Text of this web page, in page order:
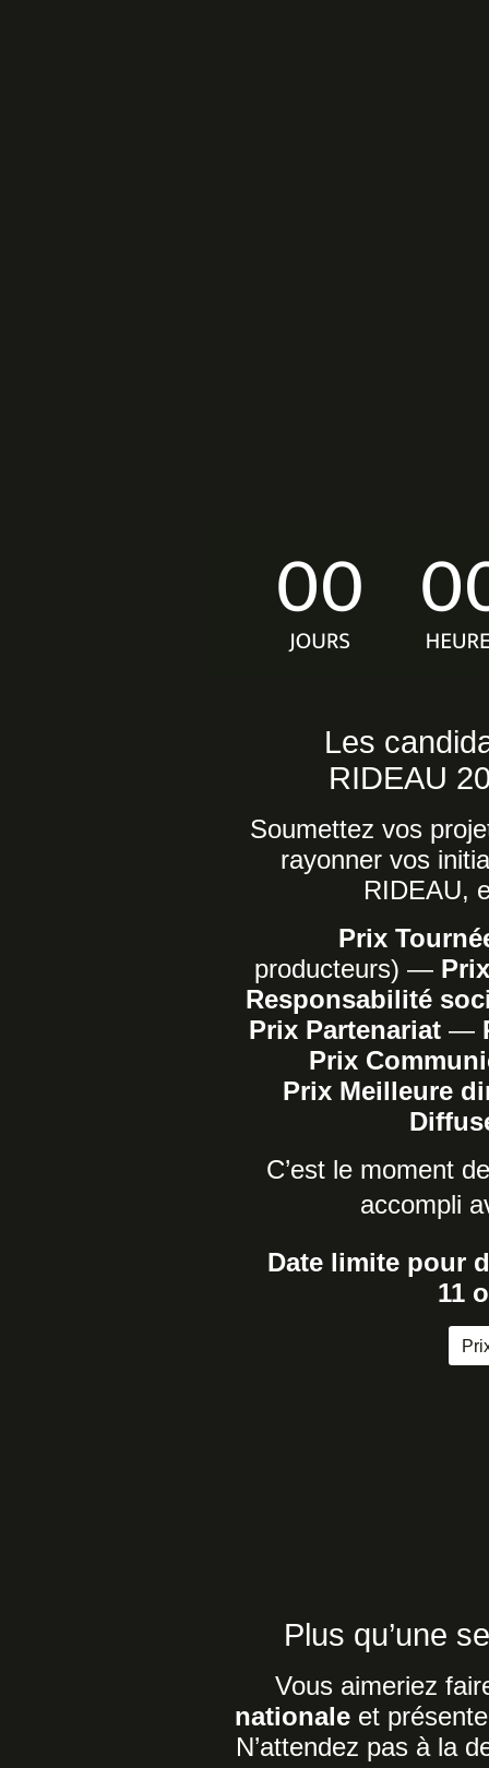
Les
RIDEAU
Soumettez vos
rayonner vos
RIDEAU,
Prix
producteurs) —
Responsabilité
Prix Partenariat —
Prix
Prix Meilleure
C’est le moment
accompli
Date limite pour
11
Plus qu’une
Vous aimeriez
nationale et
N’attendez pas à la